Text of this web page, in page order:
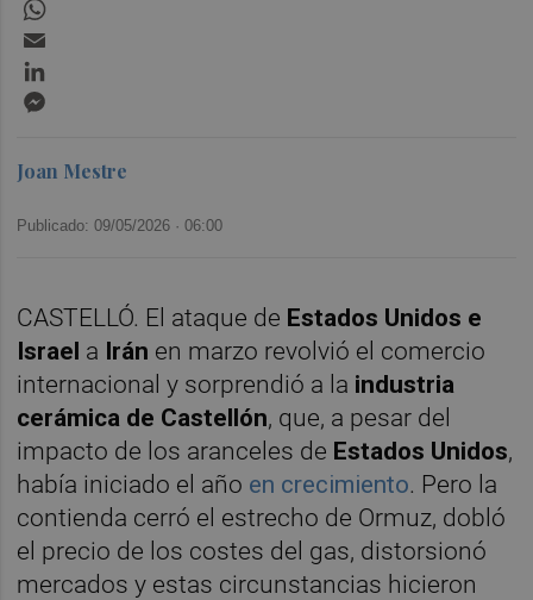
Joan Mestre
Publicado: 09/05/2026 ·06:00
CASTELLÓ. El ataque de Estados Unidos e
Israel a Irán en marzo revolvió el comercio
internacional y sorprendió a la industria
cerámica de Castellón, que, a pesar del
impacto de los aranceles de Estados Unidos,
había iniciado el año en crecimiento. Pero la
contienda cerró el estrecho de Ormuz, dobló
el precio de los costes del gas, distorsionó
mercados y estas circunstancias hicieron